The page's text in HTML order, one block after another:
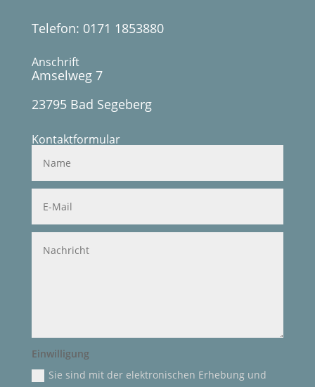
Telefon: 0171 1853880
Anschrift
Amselweg 7
23795 Bad Segeberg
Kontaktformular
Einwilligung
Sie sind mit der elektronischen Erhebung und